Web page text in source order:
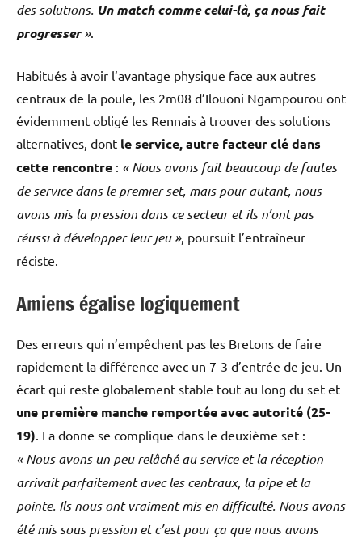
des solutions. Un match comme celui-là, ça nous fait
progresser».
Habitués à avoir l’avantage physique face aux autres
centraux de la poule, les 2m08 d’Ilouoni Ngampourou ont
évidemment obligé les Rennais à trouver des solutions
alternatives, dont le service, autre facteur clé dans
cette rencontre : « Nous avons fait beaucoup de fautes
de service dans le premier set, mais pour autant, nous
avons mis la pression dans ce secteur et ils n’ont pas
réussi à développer leur jeu », poursuit l’entraîneur
réciste.
Amiens égalise logiquement
Des erreurs qui n’empêchent pas les Bretons de faire
rapidement la différence avec un 7-3 d’entrée de jeu. Un
écart qui reste globalement stable tout au long du set et
une première manche remportée avec autorité (25-
19). La donne se complique dans le deuxième set :
« Nous avons un peu relâché au service et la réception
arrivait parfaitement avec les centraux, la pipe et la
pointe. Ils nous ont vraiment mis en difficulté. Nous avons
été mis sous pression et c’est pour ça que nous avons